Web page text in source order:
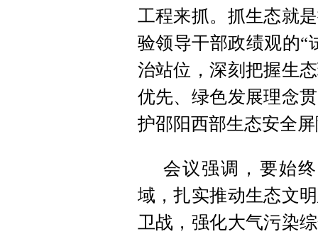
工程来抓。抓生态就
验领导干部政绩观的“
治站位，深刻把握生
优先、绿色发展理念
护邵阳西部生态安全
会议强调，要始
域，扎实推动生态文
卫战，强化大气污染